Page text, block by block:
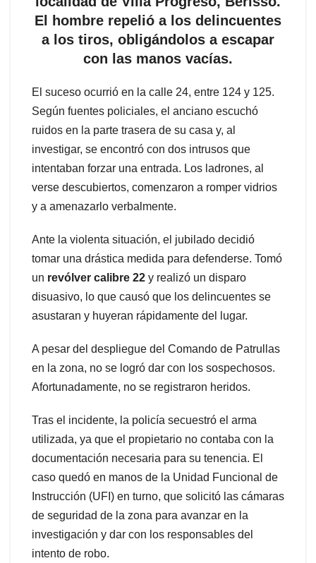
El hombre repelió a los delincuentes
a los tiros, obligándolos a escapar
con las manos vacías.
El suceso ocurrió en la calle 24, entre 124 y 125.
Según fuentes policiales, el anciano escuchó
ruidos en la parte trasera de su casa y, al
investigar, se encontró con dos intrusos que
intentaban forzar una entrada. Los ladrones, al
verse descubiertos, comenzaron a romper vidrios
y a amenazarlo verbalmente.
Ante la violenta situación, el jubilado decidió
tomar una drástica medida para defenderse. Tomó
un revólver calibre 22 y realizó un disparo
disuasivo, lo que causó que los delincuentes se
asustaran y huyeran rápidamente del lugar.
A pesar del despliegue del Comando de Patrullas
en la zona, no se logró dar con los sospechosos.
Afortunadamente, no se registraron heridos.
Tras el incidente, la policía secuestró el arma
utilizada, ya que el propietario no contaba con la
documentación necesaria para su tenencia. El
caso quedó en manos de la Unidad Funcional de
Instrucción (UFI) en turno, que solicitó las cámaras
de seguridad de la zona para avanzar en la
investigación y dar con los responsables del
intento de robo.